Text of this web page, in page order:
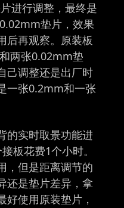
进行调整，最终是
垫片，效果
后再观察。原装板
两张0.02mm垫
己调整还是出厂时
一张0.2mm和一张
的实时取景功能进
板花费1个小时。
，但是距离调节的
还是垫片差异，拿
使用原装垫片，